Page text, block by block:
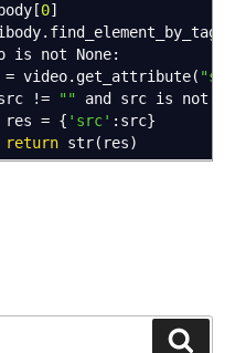
[0]
is not
( "src"
!= "" and src
{ 'src' :src}
return str( res)